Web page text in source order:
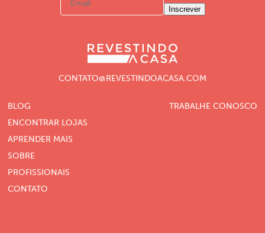
Inscrever
CONTATO@REVESTINDOACASA.COM
BLOG
ENCONTRAR LOJAS
APRENDER MAIS
SOBRE
PROFISSIONAIS
CONTATO
TRABALHE CONOSCO